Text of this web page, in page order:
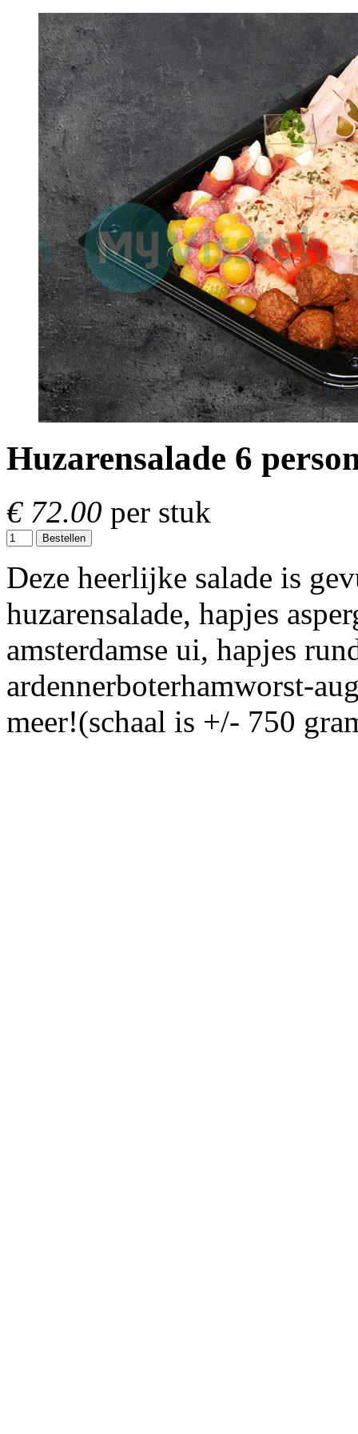
Huzarensalade 6
€ 72.00 per stuk
Bestellen
Deze heerlijke salade is
huzarensalade, hapjes
amsterdamse ui, hapjes
ardennerboterhamworst-
meer!(schaal is +/- 750